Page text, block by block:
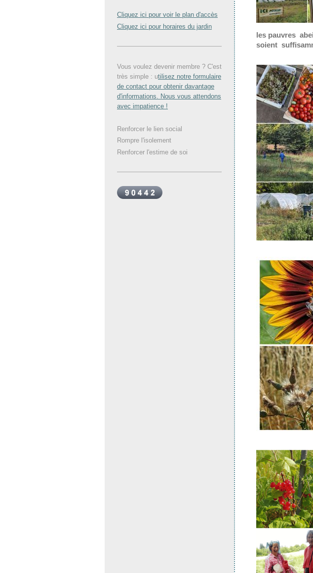
les pauvres
soient
Cliquez ici pour voir le plan d'accès
Cliquez ici pour horaires du jardin
Vous voulez devenir membre ? C'est
très simple : utilisez notre formulaire
de contact pour obtenir davantage
d'informations. Nous vous attendons
avec impatience !
Renforcer le lien social
Rompre l'isolement
Renforcer l'estime de soi